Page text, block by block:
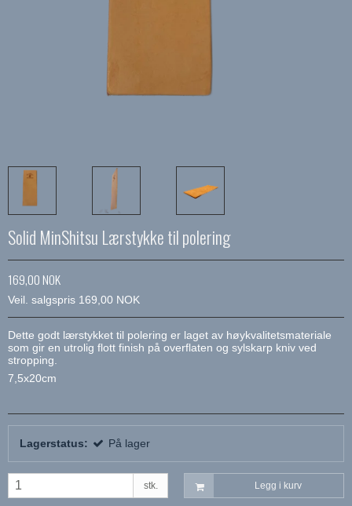
Solid MinShitsu Lærstykke til polering
169,00 NOK
Veil. salgspris 169,00 NOK
Dette godt lærstykket til polering er laget av høykvalitetsmateriale
som gir en utrolig flott finish på overflaten og sylskarp kniv ved
stropping.
7,5x20cm
Lagerstatus: På lager
stk. Legg i kurv